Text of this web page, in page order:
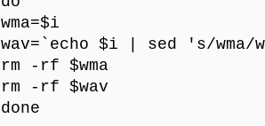
wma=$i
wav=`echo $i | sed 's/wma/
rm -rf $wma
rm -rf $wav
done